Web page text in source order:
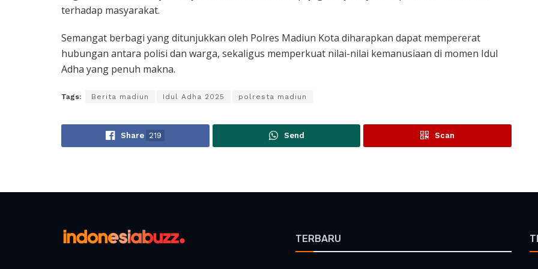
terhadap masyarakat.
Semangat berbagi yang ditunjukkan oleh Polres Madiun Kota diharapkan dapat mempererat
hubungan antara polisi dan warga, sekaligus memperkuat nilai-nilai kemanusiaan di momen Idul
Adha yang penuh makna.
Tags: Berita madiun Idul Adha 2025 polresta madiun
Share 219 Send Scan
TERBARU